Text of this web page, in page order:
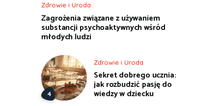
Zdrowie i Uroda
Zagrożenia związane z używaniem
substancji psychoaktywnych wśród
młodych ludzi
Zdrowie i Uroda
Sekret dobrego ucznia:
jak rozbudzić pasję do
wiedzy w dziecku